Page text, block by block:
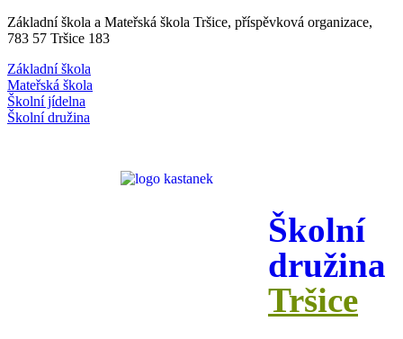
Základní škola a Mateřská škola Tršice, příspěvková organizace,
783 57 Tršice 183
Základní škola
Mateřská škola
Školní jídelna
Školní družina
Školní
družina
Tršice